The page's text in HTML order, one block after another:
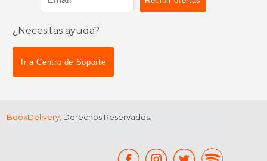
50%
$ 85.25
¿Necesitas ayuda?
Ir a Centro de Soporte
BookDelivery. Derechos Reservados.